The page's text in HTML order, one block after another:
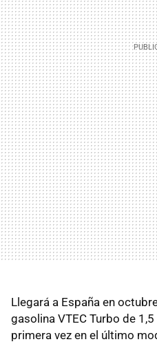
Llegará a España en
gasolina VTEC Turbo de
primera vez en el último